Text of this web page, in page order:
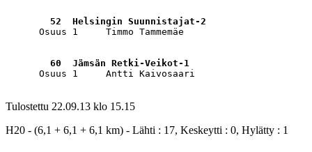
52  Helsingin Suunnistajat-2
Osuus 1     Timmo Tammemäe
60  Jämsän Retki-Veikot-1
Osuus 1     Antti Kaivosaari
Tulostettu 22.09.13 klo 15.15
H20 - (6,1 + 6,1 + 6,1 km) - Lähti : 17, Keskeytti : 0, Hylätty : 1